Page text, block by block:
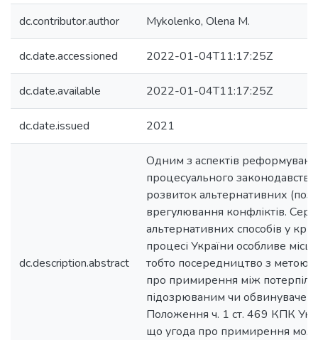
dc.contributor.author Mykolenko, Olena M.
dc.date.accessioned 2022-01-04T11:17:25Z
dc.date.available 2022-01-04T11:17:25Z
dc.date.issued 2021
dc.description.abstract
Одним з аспектів
процесуального
розвиток альтернативних
врегулювання конфліктів.
альтернативних способів у
процесі України особливе
тобто посередництво з метою
про примирення між
підозрюваним чи
Положення ч. 1 ст. 469 КПК
що угода про примирення